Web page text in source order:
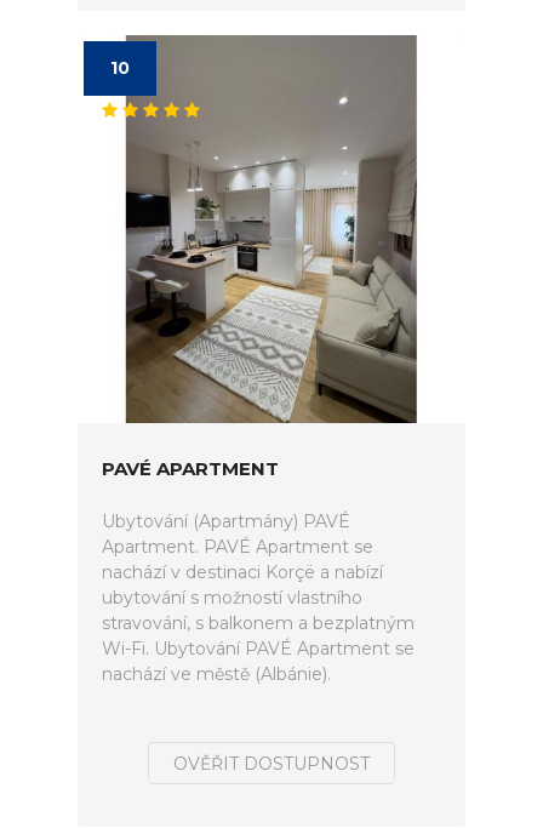
10
PAVÉ APARTMENT
Ubytování (Apartmány) PAVÉ
Apartment. PAVÉ Apartment se
nachází v destinaci Korçë a nabízí
ubytování s možností vlastního
stravování, s balkonem a bezplatným
Wi-Fi. Ubytování PAVÉ Apartment se
nachází ve městě (Albánie).
OVĚŘIT DOSTUPNOST